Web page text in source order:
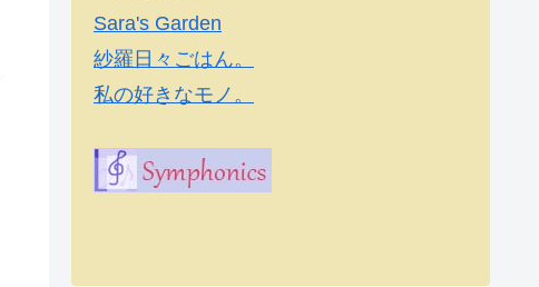
Sara's Garden
紗羅日々ごはん。
私の好きなモノ。